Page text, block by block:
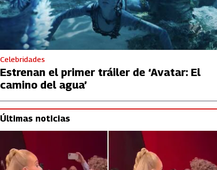
Celebridades
Estrenan el primer tráiler de ‘Avatar: El
camino del agua’
Últimas noticias